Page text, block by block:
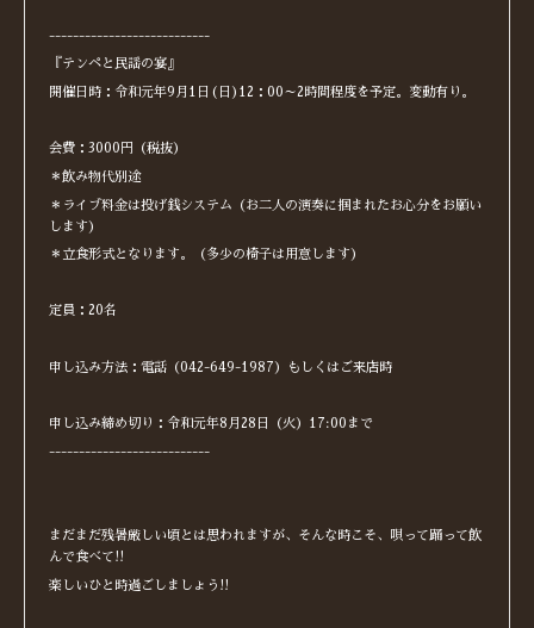
---------------------------
『テンペと民謡の宴』
開催日時：令和元年9月1日(日)12：00～2時間程度を予定。変動有り。
会費：3000円（税抜）
＊飲み物代別途
＊ライブ料金は投げ銭システム（お二人の演奏に掴まれたお心分をお願い
します）
＊立食形式となります。（多少の椅子は用意します）
定員：20名
申し込み方法：電話（042-649-1987）もしくはご来店時
申し込み締め切り：令和元年8月28日（火）17:00まで
---------------------------
まだまだ残暑厳しい頃とは思われますが、そんな時こそ、唄って踊って飲
んで食べて!!
楽しいひと時過ごしましょう!!